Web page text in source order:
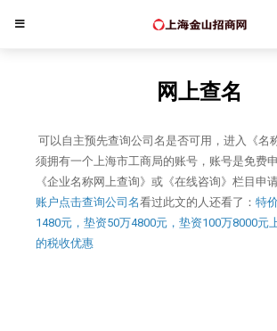
网上查名
可以自主预先查询公司名是否可用，进入《名
须拥有一个上海市工商局的账号，账号是免费
《企业名称网上查询》或《在线咨询》栏目申请
账户点击查询公司名看过此文的人还看了： 特
1480元，垫资50万4800元，垫资100万8000元
的税收优惠